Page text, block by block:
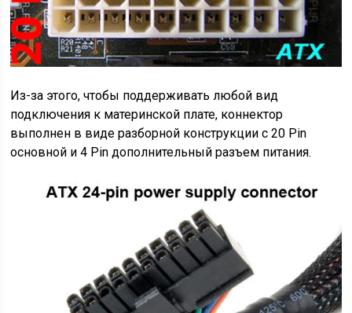
Из-за этого, чтобы поддерживать любой вид
подключения к материнской плате, коннектор
выполнен в виде разборной конструкции с 20 Pin
основной и 4 Pin дополнительный разъем питания.